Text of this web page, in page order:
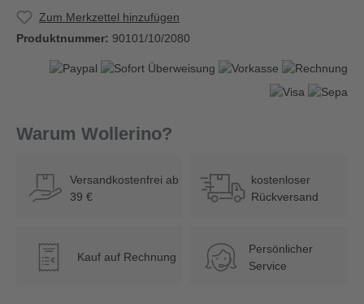
Zum Merkzettel hinzufügen
Produktnummer: 90101/10/2080
Warum Wollerino?
Versandkostenfrei ab
39 €
kostenloser
Rückversand
€ Kauf auf Rechnung
Persönlicher
Service